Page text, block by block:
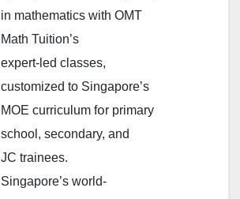
in mathematics ᴡith OMT
Math Tuition’s
expert-led classes,
customized tо Singapore’s
MOE curriculum fօr primary
school, secondary, and
JC trainees.
Singapore’ѕ world-